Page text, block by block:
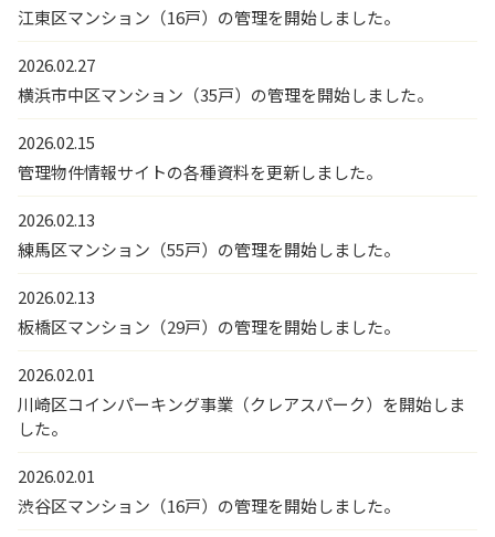
江東区マンション（16戸）の管理を開始しました。
2026.02.27
横浜市中区マンション（35戸）の管理を開始しました。
2026.02.15
管理物件情報サイトの各種資料を更新しました。
2026.02.13
練馬区マンション（55戸）の管理を開始しました。
2026.02.13
板橋区マンション（29戸）の管理を開始しました。
2026.02.01
川崎区コインパーキング事業（クレアスパーク）を開始しま
した。
2026.02.01
渋谷区マンション（16戸）の管理を開始しました。